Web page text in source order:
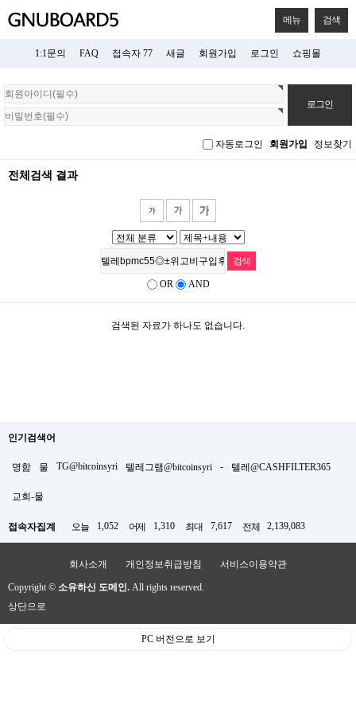
메뉴 검색
1:1문의 FAQ 접속자 77 새글 회원가입 로그인 쇼핑몰
회
원
로
자동로그인 회원가입 정보찾기
전체검색 결과
OR AND
검색된 자료가 하나도 없습니다.
인기검색어
명함 물 TG@bitcoinsyri 텔레그램@bitcoinsyri - 텔레@CASHFILTER365
교회-물
접속자집계 오늘 1,052 어제 1,310 최대 7,617 전체 2,139,083
회사소개 개인정보취급방침 서비스이용약관
Copyright © 소유하신 도메인. All rights reserved.
상단으로
PC 버전으로 보기